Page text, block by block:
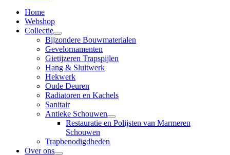
Home
Webshop
Collectie
Bijzondere Bouwmaterialen
Gevelornamenten
Gietijzeren Trapspijlen
Hang & Sluitwerk
Hekwerk
Oude Deuren
Radiatoren en Kachels
Sanitair
Antieke Schouwen
Restauratie en Polijsten van Marmeren
Schouwen
Trapbenodigdheden
Over ons